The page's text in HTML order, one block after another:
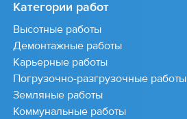
Категории работ
Высотные работы
Демонтажные работы
Карьерные работы
Погрузочно-разгрузочные работы
Земляные работы
Коммунальные работы